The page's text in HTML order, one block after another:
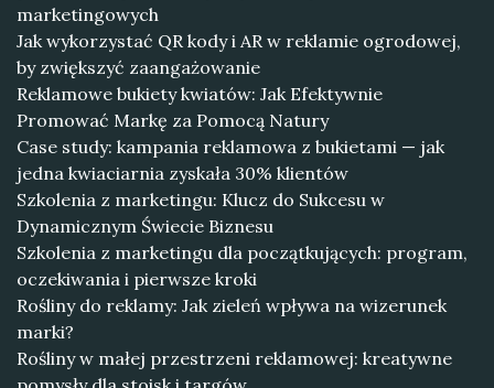
marketingowych
Jak wykorzystać QR kody i AR w reklamie ogrodowej,
by zwiększyć zaangażowanie
Reklamowe bukiety kwiatów: Jak Efektywnie
Promować Markę za Pomocą Natury
Case study: kampania reklamowa z bukietami — jak
jedna kwiaciarnia zyskała 30% klientów
Szkolenia z marketingu: Klucz do Sukcesu w
Dynamicznym Świecie Biznesu
Szkolenia z marketingu dla początkujących: program,
oczekiwania i pierwsze kroki
Rośliny do reklamy: Jak zieleń wpływa na wizerunek
marki?
Rośliny w małej przestrzeni reklamowej: kreatywne